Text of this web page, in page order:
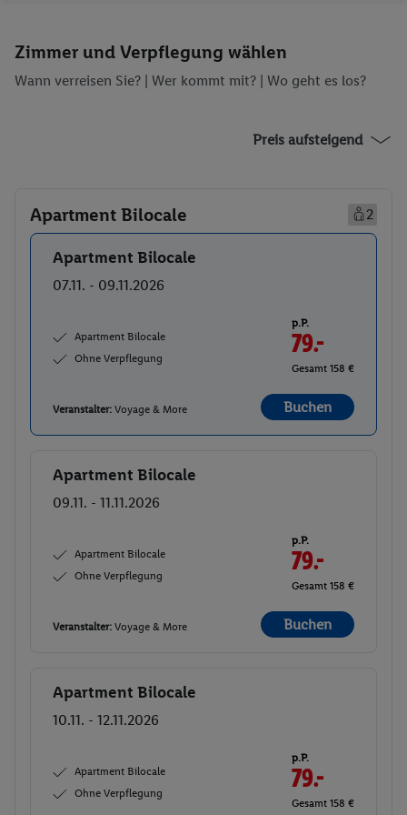
Zimmer und Verpflegung wählen
Wann verreisen Sie? | Wer kommt mit? | Wo geht es los?
Preis aufsteigend
Apartment Bilocale 2
Buchen
Apartment Bilocale
07.11. - 09.11.2026
Apartment Bilocale
Ohne Verpflegung
p.P.
79.-
Gesamt 158 €
Veranstalter: Voyage & More Buchen
Buchen
Apartment Bilocale
09.11. - 11.11.2026
Apartment Bilocale
Ohne Verpflegung
p.P.
79.-
Gesamt 158 €
Veranstalter: Voyage & More Buchen
Buchen
Apartment Bilocale
10.11. - 12.11.2026
Apartment Bilocale
Ohne Verpflegung
p.P.
79.-
Gesamt 158 €